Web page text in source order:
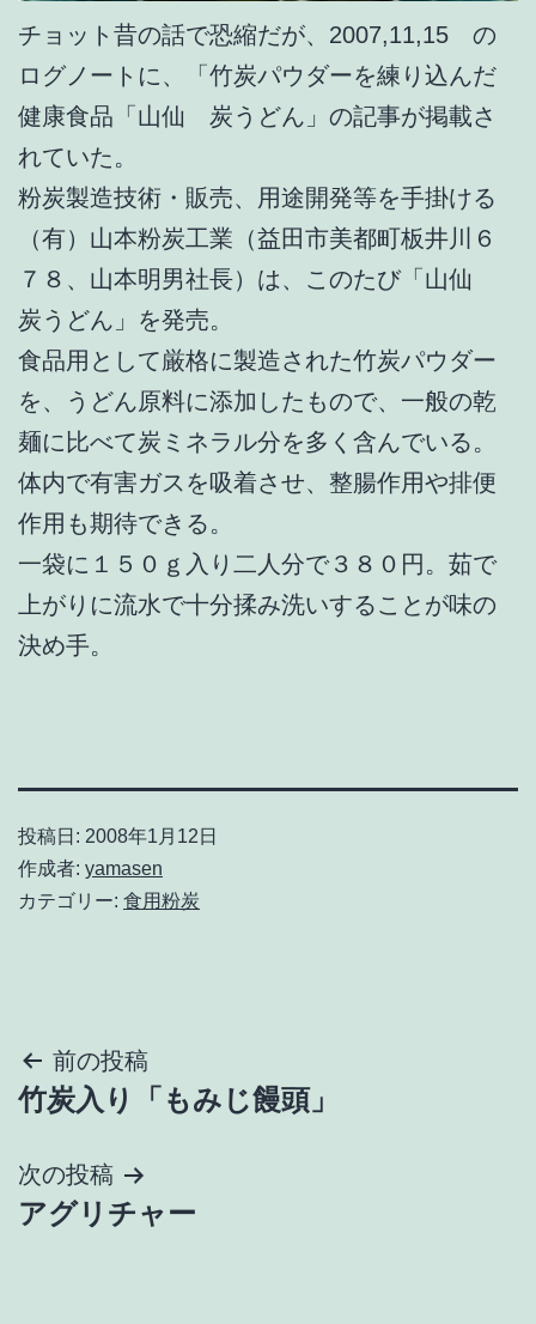
チョット昔の話で恐縮だが、2007,11,15 の
ログノートに、「竹炭パウダーを練り込んだ
健康食品「山仙 炭うどん」の記事が掲載さ
れていた。
粉炭製造技術・販売、用途開発等を手掛ける
（有）山本粉炭工業（益田市美都町板井川６
７８、山本明男社長）は、このたび「山仙
炭うどん」を発売。
食品用として厳格に製造された竹炭パウダー
を、うどん原料に添加したもので、一般の乾
麺に比べて炭ミネラル分を多く含んでいる。
体内で有害ガスを吸着させ、整腸作用や排便
作用も期待できる。
一袋に１５０ｇ入り二人分で３８０円。茹で
上がりに流水で十分揉み洗いすることが味の
決め手。
投稿日: 2008年1月12日
作成者: yamasen
カテゴリー: 食用粉炭
投
稿
ナ
ビ
前の投稿
竹炭入り「もみじ饅頭」
次の投稿
アグリチャー